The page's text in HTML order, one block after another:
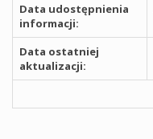
Data udostępnienia
informacji:
Data ostatniej
aktualizacji: